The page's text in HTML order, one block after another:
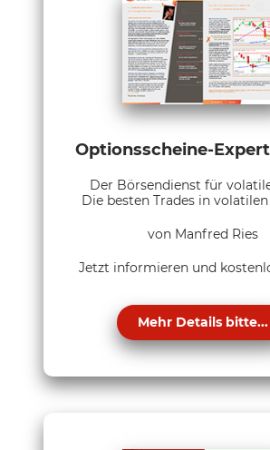
Optionsscheine-
Der Börsendienst für
Die besten Trades in
von Manfred Ries
Jetzt informieren und
Mehr Details bitte...